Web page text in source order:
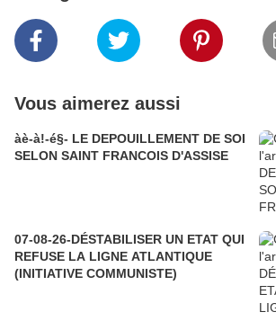
Vous aimerez aussi
àè-à!-é§- LE DEPOUILLEMENT DE SOI
SELON SAINT FRANCOIS D'ASSISE
07-08-26-DÉSTABILISER UN ETAT QUI
REFUSE LA LIGNE ATLANTIQUE
(INITIATIVE COMMUNISTE)